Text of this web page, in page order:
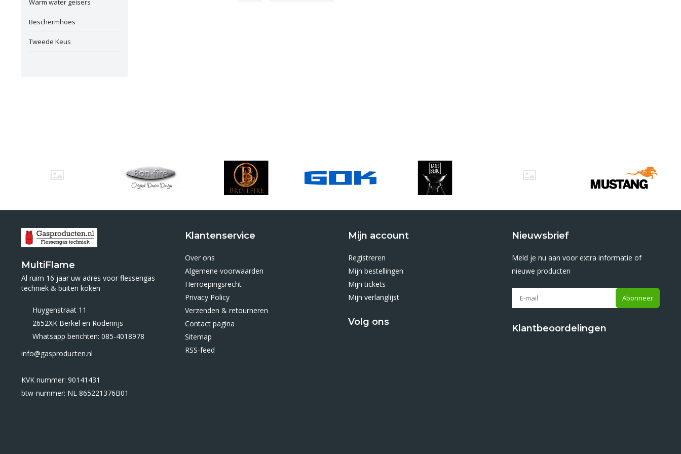
Warm water geisers
Beschermhoes
Tweede Keus
MultiFlame
Al ruim 16 jaar uw adres voor flessengas
techniek & buiten koken
Huygenstraat 11
2652XK Berkel en Rodenrijs
Whatsapp berichten: 085-4018978
info@gasproducten.nl
KVK nummer: 90141431
btw-nummer: NL 865221376B01
Klantenservice
Over ons
Algemene voorwaarden
Herroepingsrecht
Privacy Policy
Verzenden & retourneren
Contact pagina
Sitemap
RSS-feed
Mijn account
Registreren
Mijn bestellingen
Mijn tickets
Mijn verlanglijst
Volg ons
Nieuwsbrief
Meld je nu aan voor extra informatie of
nieuwe producten
Abonneer
Klantbeoordelingen